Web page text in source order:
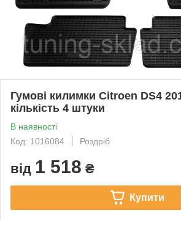
Гумові килимки Citroen DS4
кількість 4 штуки
В наявності
Код: 1016084
Роздріб
від 1 518 ₴
Купити